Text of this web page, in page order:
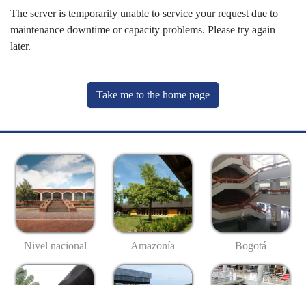
The server is temporarily unable to service your request due to
maintenance downtime or capacity problems. Please try again
later.
Take me to the home page
Nivel nacional Amazonía Bogotá